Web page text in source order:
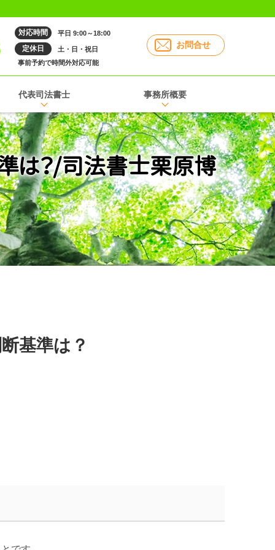
対応時間 平日 9:00～18:00
定休日
土・日・祝日
事前予約で時間外対応可能
お問合せ
代表司法書士 事務所概要
は？/司法書士栗原博
基準は？